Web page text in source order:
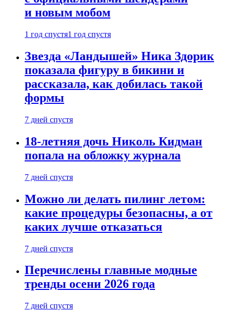
и новым мобом
1 год спустя1 год спустя
Звезда «Ландышей» Ника Здорик
показала фигуру в бикини и
рассказала, как добилась такой
формы
7 дней спустя
18-летняя дочь Николь Кидман
попала на обложку журнала
7 дней спустя
Можно ли делать пилинг летом:
какие процедуры безопасны, а от
каких лучше отказаться
7 дней спустя
Перечислены главные модные
тренды осени 2026 года
7 дней спустя